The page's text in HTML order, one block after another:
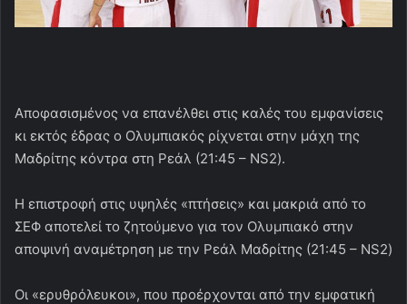
Αποφασισμένος να επανέλθει στις καλές του εμφανίσεις
κι εκτός έδρας ο Ολυμπιακός ρίχνεται στην μάχη της
Μαδρίτης κόντρα στη Ρεάλ (21:45 – NS2).
Η επιστροφή στις υψηλές «πτήσεις» και μακριά από το
ΣΕΦ αποτελεί το ζητούμενο για τον Ολυμπιακό στην
αποψινή αναμέτρηση με την Ρεάλ Μαδρίτης (21:45 – NS2)
Οι «ερυθρόλευκοι», που προέρχονται από την εμφατική